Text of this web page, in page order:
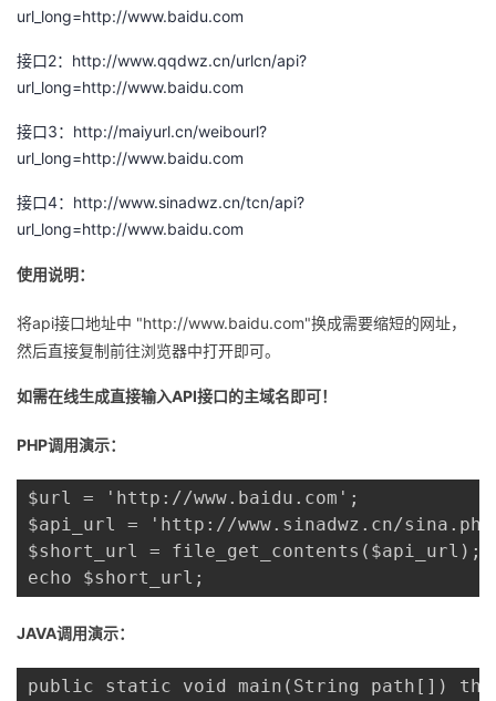
客
论
坛
的
圈
子
我
的
直
我
的
我
注
开
发
学
堂
我
的
我
的
Programs
我
的
持
我
的
技
我
的
url_long=http://www.baidu.com
接口2：http://www.qqdwz.cn/urlcn/api?
url_long=http://www.baidu.com
接口3：http://maiyurl.cn/weibourl?
url_long=http://www.baidu.com
接口4：http://www.sinadwz.cn/tcn/api?
url_long=http://www.baidu.com
使用说明：
将api接口地址中 "http://www.baidu.com"换成需要缩短的网址，
然后直接复制前往浏览器中打开即可。
如需在线生成直接输入API接口的主域名即可！
PHP调用演示：
$url = 'http://www.baidu.com';
$api_url = 'http://www.sinadwz.cn/
$short_url = file_get_contents($api_url);
echo $short_url;
JAVA调用演示：
public static void main(String path[])